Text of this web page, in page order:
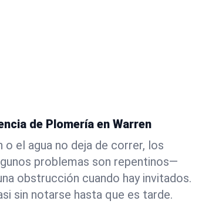
de Plomería en Warren
el agua no deja de correr, los
problemas son repentinos—
obstrucción cuando hay invitados.
sin notarse hasta que es tarde.